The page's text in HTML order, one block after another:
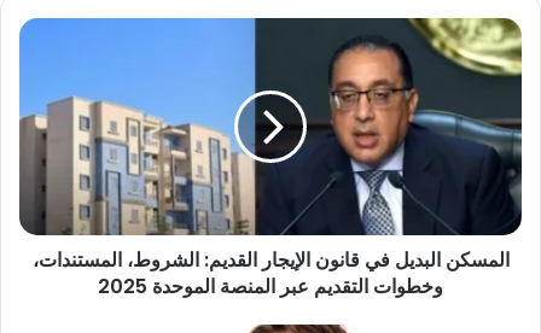
المسكن
البديل
في
الإيجار
القديم:
الشروط،
المستندات،
وخطوات
التقديم
المسكن البديل في قانون الإيجار القديم: الشروط، المستندات،
وخطوات التقديم عبر المنصة الموحدة 2025